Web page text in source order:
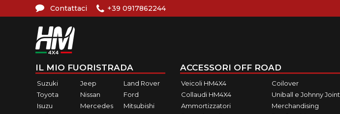
Contattaci +39 0917862244
IL MIO FUORISTRADA
Suzuki Jeep
Land Rover
Toyota
Nissan
Ford
Isuzu
Mercedes
Mitsubishi
ACCESSORI OFF ROAD
Veicoli HM4X4
Collaudi HM4X4
Ammortizzatori
Coilover
Uniball e Johnny Joint
Merchandising